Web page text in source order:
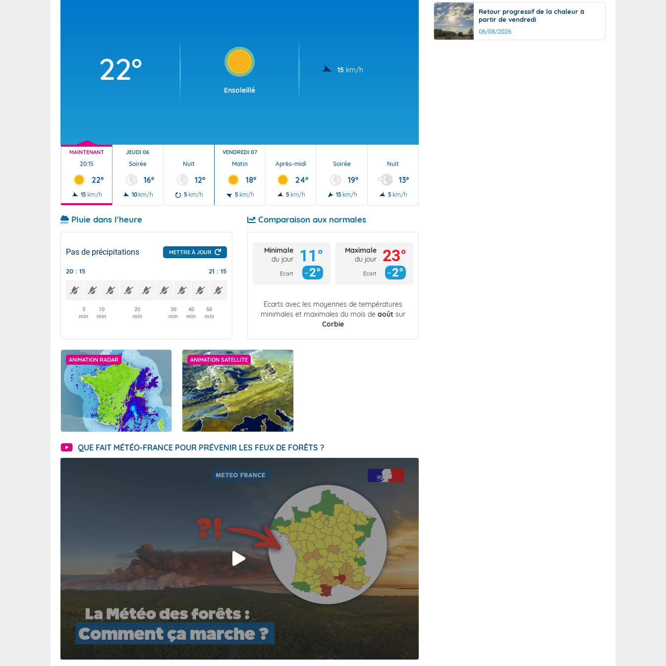
22°
Ensoleillé
15 km/h
MAINTENANT
20:15
22°
15 km/h
JEUDI 06
Soirée
16°
10 km/h
Nuit
12°
5 km/h
VENDREDI 07
Matin
18°
5 km/h
Après-midi
24°
5 km/h
Soirée
19°
15 km/h
Nuit
13°
5 km/h
Pluie dans l'heure
Pas de précipitations METTRE À JOUR
20 : 15 21 : 15
5
min
10
min
20
min
30
min
40
min
50
min
Comparaison aux normales
Minimale
du jour
Ecart
11°
2°
Maximale
du jour
Ecart
23°
2°
Écarts avec les moyennes de températures
minimales et maximales du mois de août sur
Corbie
ANIMATION RADAR ANIMATION SATELLITE
QUE FAIT MÉTÉO-FRANCE POUR PRÉVENIR LES FEUX DE FORÊTS ?
Retour progressif de la chaleur à
partir de vendredi
06/08/2026